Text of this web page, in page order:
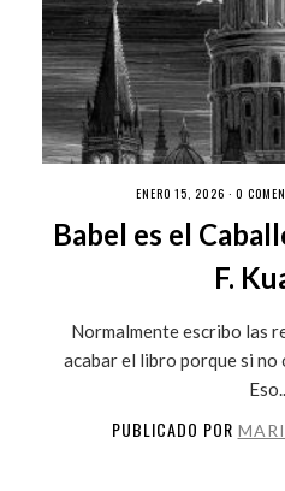
ENERO 15, 2026 · 0
Babel es el
F.
Normalmente escribo las
acabar el libro porque si no
Eso...
PUBLICADO POR